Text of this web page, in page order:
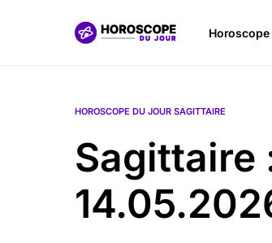
HOROSCOPE DU JOUR SAGITTAIRE
Sagittaire